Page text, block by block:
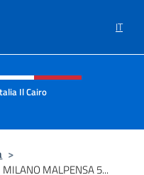
IT
e menù
Il Cairo
>
MILANO MALPENSA 5...